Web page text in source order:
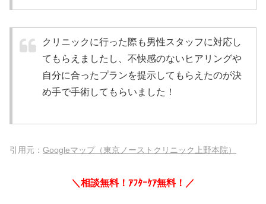
クリニックに行った際も男性スタッフに対応し
てもらえましたし、不快感のないヒアリングや
自分に合ったプランを提示してもらえたのが決
め手で手術してもらいました！
引用元： Googleマップ（東京ノーストクリニック上野本院）
＼相談無料！ｱﾌﾀｰｹｱ無料！／